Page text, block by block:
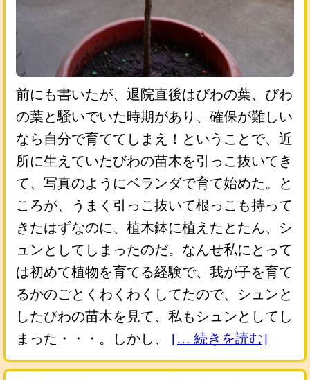
前にも書いたが、退院直後はびわの葉、びわ
の葉と騒いでいた時期があり、確保が難しい
なら自分で育ててしまえ！ということで、近
所に生えていたびわの苗木を引っこ抜いてき
て、写真のようにベランダで育て始めた。と
ころが、うまく引っこ抜いて根っこも持って
きたはずなのに、植木鉢に植えたとたん、シ
ュンとしてしまったのだ。なんせ私にとって
は初めて植物を育てる経験で、我が子を育て
るかのごとくわくわくしてたので、シュンと
したびわの苗木を見て、私もシュンとしてし
まった・・・。しかし、 [… 続きを読む]